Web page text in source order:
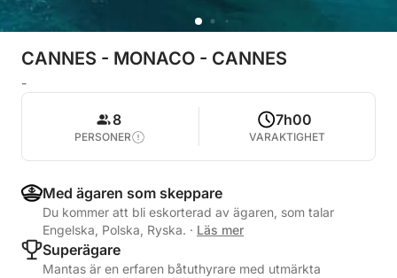
CANNES - MONACO - CANNES
-
8
PERSONER
7h00
VARAKTIGHET
Med ägaren som skeppare
Du kommer att bli eskorterad av ägaren, som talar
Engelska, Polska, Ryska. · Läs mer
Superägare
Mantas är en erfaren båtuthyrare med utmärkta